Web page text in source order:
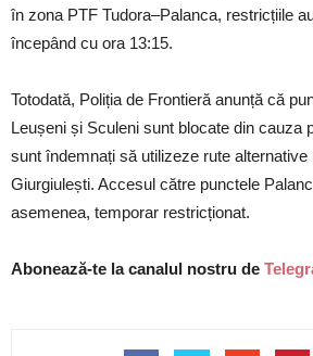
în zona PTF Tudora–Palanca, restricțiile
începând cu ora 13:15.
Totodată, Poliția de Frontieră anunță că
Leușeni și Sculeni sunt blocate din cauza
sunt îndemnați să utilizeze rute
Giurgiulești. Accesul către punctele
asemenea, temporar restricționat.
Abonează-te la canalul nostru de